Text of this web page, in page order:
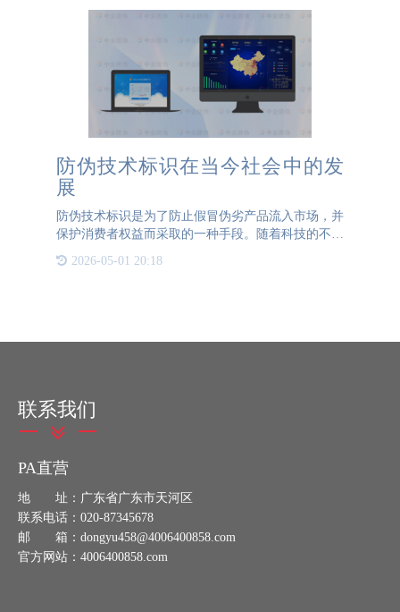
防伪技术标识在当今社会中的发
展
防伪技术标识是为了防止假冒伪劣产品流入市场，并
保护消费者权益而采取的一种手段。随着科技的不断
发展和人们对产品质量和安全的重视，防伪技术标识
在当今社会中变得愈发重要和普及。随着互联网和数
2026-05-01 20:18
联系我们
PA直营
地 址：广东省广东市天河区
联系电话：020-87345678
邮 箱：dongyu458@4006400858.com
官方网站：4006400858.com